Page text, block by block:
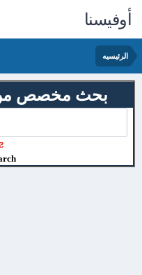
أوفيسنا
الرئيسيه
بحث مخصص من